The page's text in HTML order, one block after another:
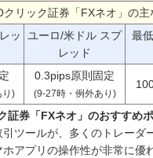
クリック証券「FXネオ」の主
ッ
ユーロ/米ドル スプ
レッド
最
り)
0.3pips原則固定
(9-27時・例外あり)
証券「FXネオ」のおすすめポ
ツールが、多くのトレーダ
アプリの操作性が非常に優